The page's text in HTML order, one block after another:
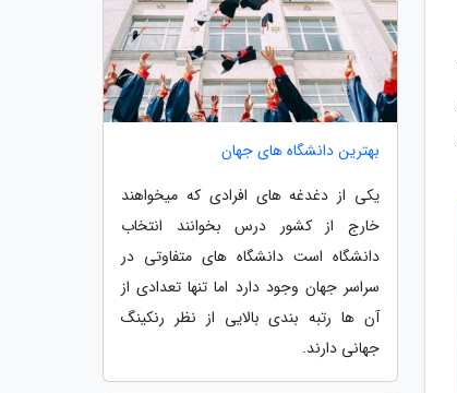
بهترین دانشگاه های جهان
یکی از دغدغه های افرادی که میخواهند
خارج از کشور درس بخوانند انتخاب
دانشگاه است دانشگاه های متفاوتی در
سراسر جهان وجود دارد اما تنها تعدادی از
آن ها رتبه بندی بالایی از نظر رنکینگ
جهانی دارند.